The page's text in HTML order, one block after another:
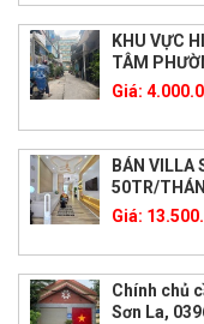
KHU VỰC
TÂM
Giá:
BÁN VILLA
50TR/
Giá:
Chính chủ
Sơn La,